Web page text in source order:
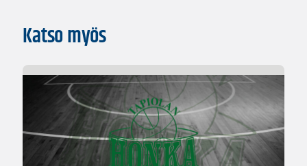
Katso myös